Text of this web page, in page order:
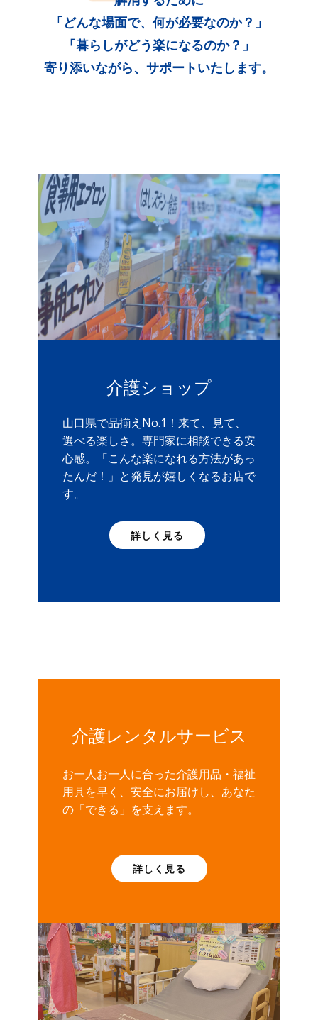
「どんな場面で、何が必要なのか？」
「暮らしがどう楽になるのか？」
寄り添いながら、サポートいたします。
介護ショップ
山口県で品揃えNo.1！来て、見て、
選べる楽しさ。専門家に相談できる安
心感。「こんな楽になれる方法があっ
たんだ！」と発見が嬉しくなるお店で
す。
詳しく見る
介護レンタルサービス
お一人お一人に合った介護用品・福祉
用具を早く、安全にお届けし、あなた
の「できる」を支えます。
詳しく見る